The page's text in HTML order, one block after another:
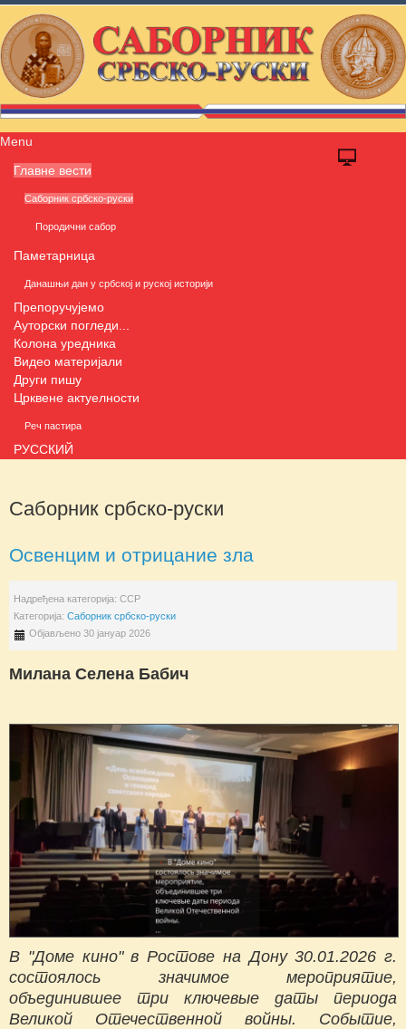
Menu
Главне вести
Саборник србско-руски
Породични сабор
Паметарница
Данашњи дан у србској и руској историји
Препоручујемо
Ауторски погледи...
Колона уредника
Видео материјали
Други пишу
Црквене актуелности
Реч пастира
РУССКИЙ
Саборник србско-руски
Освенцим и отрицание зла
Надређена категорија: ССР
Категорија: Саборник србско-руски
Објављено 30 јануар 2026
Милана Селена Бабич
В "Доме кино" в Ростове на Дону 30.01.2026 г.
состоялось значимое мероприятие,
объединившее три ключевые даты периода
Великой Отечественной войны. Событие,